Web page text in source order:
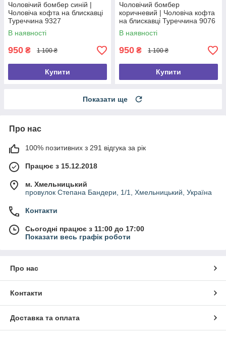
Чоловічий бомбер синій |
Чоловіча кофта на блискавці
Туреччина 9327
В наявності
950 ₴ 1 100 ₴
Купити
Чоловічий бомбер
коричневий | Чоловіча кофта
на блискавці Туреччина 9076
В наявності
950 ₴ 1 100 ₴
Купити
Показати ще
Про нас
100% позитивних з 291 відгука за рік
Працює з 15.12.2018
м. Хмельницький
провулок Степана Бандери, 1/1, Хмельницький, Україна
Контакти
Сьогодні працює з 11:00 до 17:00
Показати весь графік роботи
Про нас
Контакти
Доставка та оплата